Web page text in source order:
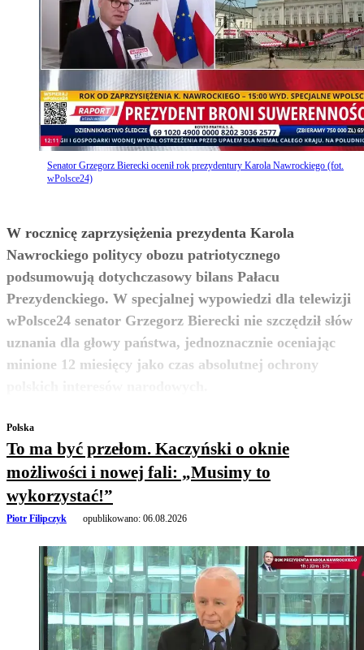
Senator Grzegorz Bierecki ocenił rok prezydentury Karola Nawrockiego (fot.
wPolsce24)
W rocznicę zaprzysiężenia prezydenta Karola
Nawrockiego politycy obozu patriotycznego
podsumowują dotychczasowy bilans Pałacu
Prezydenckiego. W specjalnej wypowiedzi dla telewizji
wPolsce24 senator Grzegorz Bierecki nie szczędził słów
uznania dla głowy państwa, jednoznacznie oceniając
minione 12 miesięcy jako czas absolutnej ochrony
zobacz więcej
Polska
To ma być przełom. Kaczyński o oknie
możliwości i nowej fali: „Musimy to
wykorzystać!”
Piotr Filipczyk opublikowano: 06.08.2026